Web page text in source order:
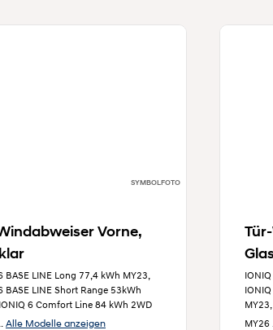
SYMBOLFOTO
Vorne,
BASE LINE Long 77,4 kWh MY23,
BASE LINE Short Range 53kWh
6 Comfort Line 84 kWh 2WD
Alle Modelle anzeigen
MY26